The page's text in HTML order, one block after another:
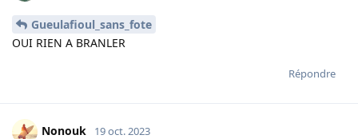
Gueulafioul_sans_fote
OUI RIEN A BRANLER
Répondre
Nonouk 19 oct. 2023